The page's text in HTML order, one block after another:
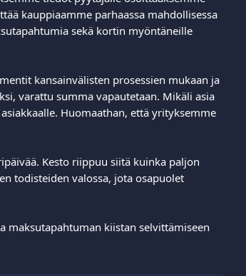
kauppiaamme parhaassa mahdollisessa
sekä kortin myöntäneille
kansainvälisten prosessien mukaan ja
varattu summa vapautetaan. Mikäli asia
Huomaathan, että yrityksemme
Kesto riippuu siitä kuinka paljon
todisteiden valossa, jota osapuolet
maksutapahtuman kiistan selvittämiseen